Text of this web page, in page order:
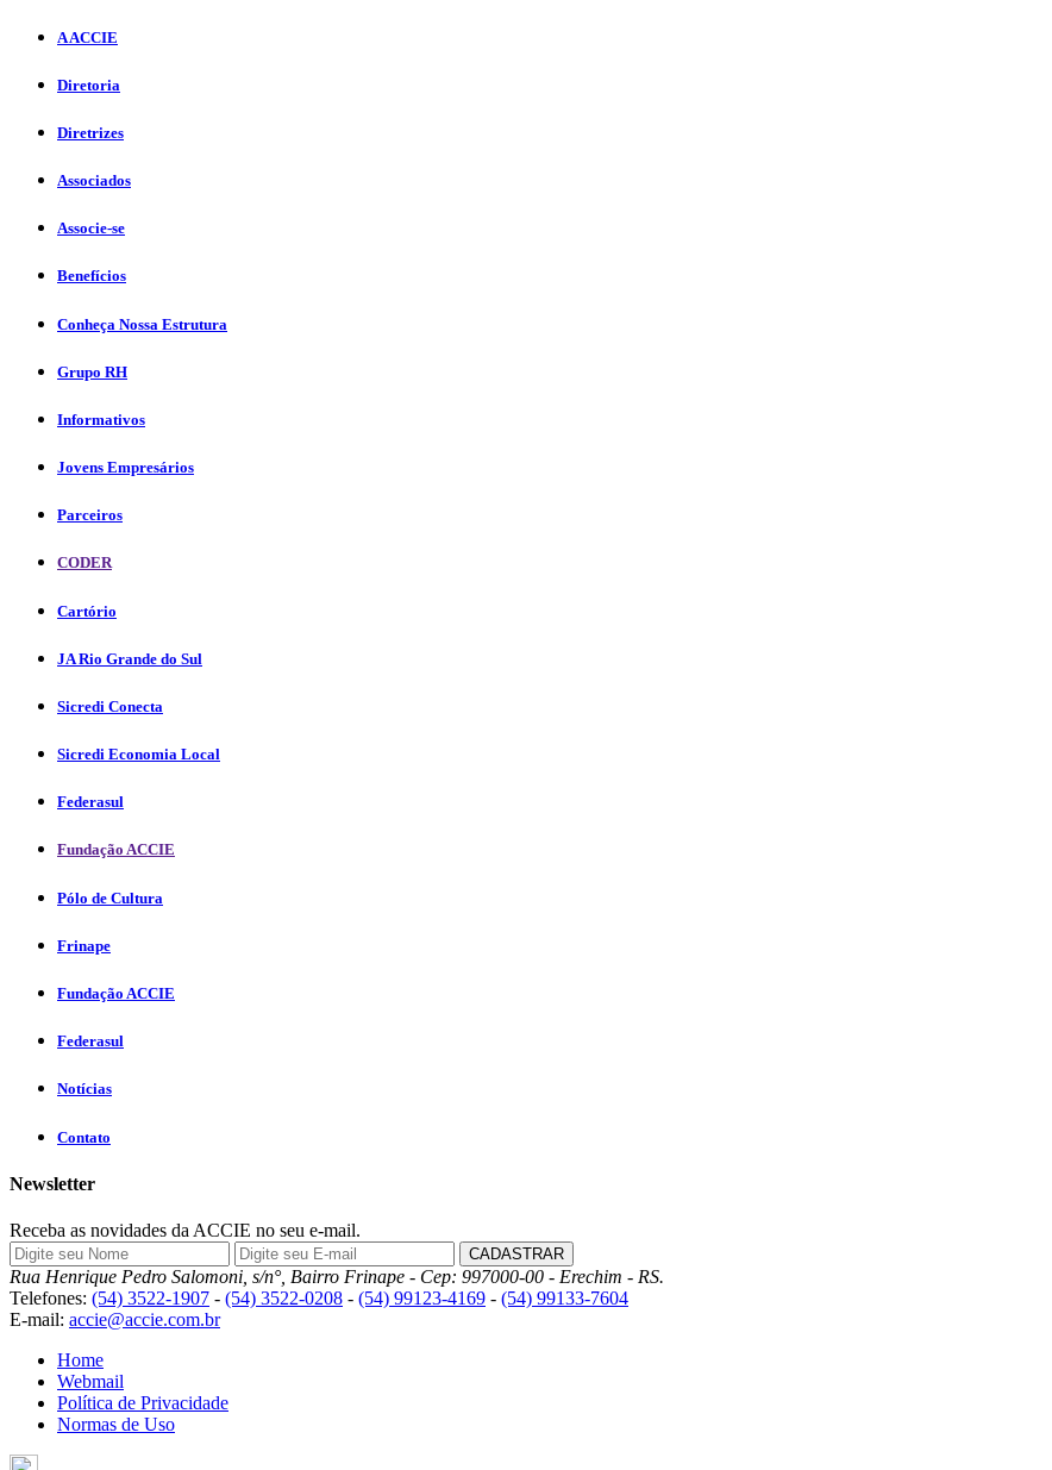
A ACCIE
Diretoria
Diretrizes
Associados
Associe-se
Benefícios
Conheça Nossa Estrutura
Grupo RH
Informativos
Jovens Empresários
Parceiros
CODER
Cartório
JA Rio Grande do Sul
Sicredi Conecta
Sicredi Economia Local
Federasul
Fundação ACCIE
Pólo de Cultura
Frinape
Fundação ACCIE
Federasul
Notícias
Contato
Newsletter
Receba as novidades da ACCIE no seu e-mail.
Rua Henrique Pedro Salomoni, s/n°, Bairro Frinape - Cep: 997000-00 - Erechim - RS.
Telefones: (54) 3522-1907 - (54) 3522-0208 - (54) 99123-4169 - (54) 99133-7604
E-mail: accie@accie.com.br
Home
Webmail
Política de Privacidade
Normas de Uso